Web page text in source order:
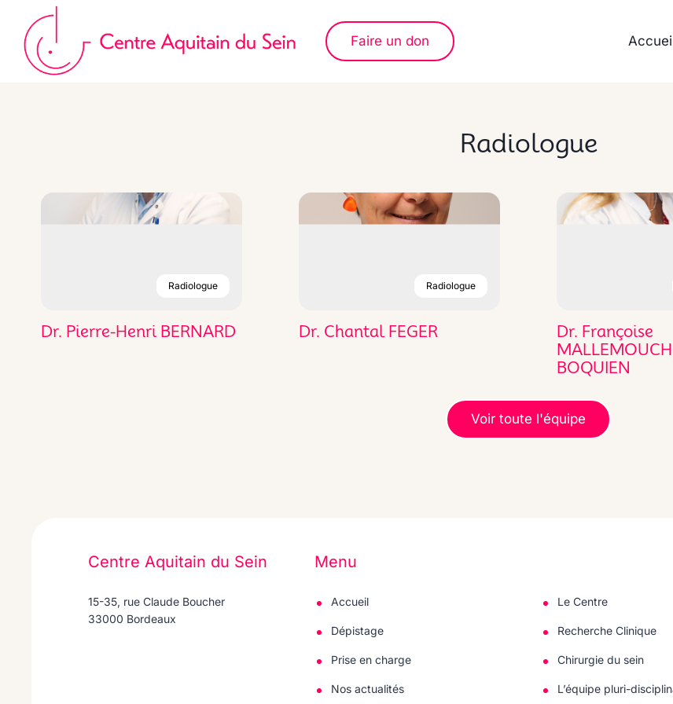
contenu
Faire un don
Radiologue
Radiologue
Dr. Pierre-Henri BERNARD
Radiologue
Dr. Chantal FEGER
Dr. Françoise
BOQUIEN
Voir toute l'équipe
Centre Aquitain du Sein
15-35, rue Claude Boucher
33000 Bordeaux
Menu
Accueil
Dépistage
Prise en charge
Nos actualités
Le Centre
Recherche Clinique
Chirurgie du sein
L’équipe pluri-